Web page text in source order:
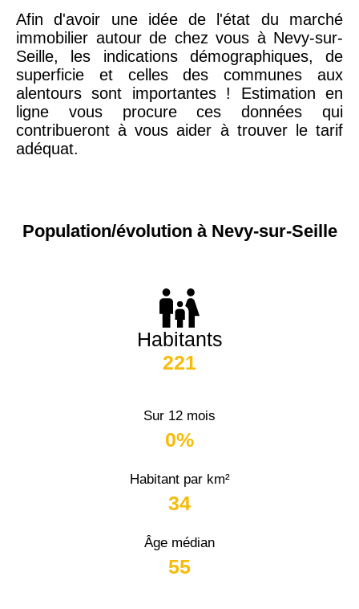
Afin d'avoir une idée de l'état du marché
immobilier autour de chez vous à Nevy-sur-
Seille, les indications démographiques, de
superficie et celles des communes aux
alentours sont importantes ! Estimation en
ligne vous procure ces données qui
contribueront à vous aider à trouver le tarif
adéquat.
Population/évolution à Nevy-sur-Seille
Habitants
221
Sur 12 mois
0%
Habitant par km²
34
Âge médian
55